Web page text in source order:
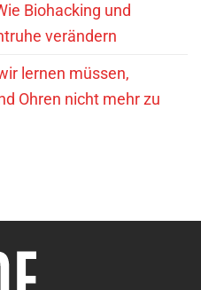
Biohacking und
verändern
lernen müssen,
Ohren nicht mehr zu